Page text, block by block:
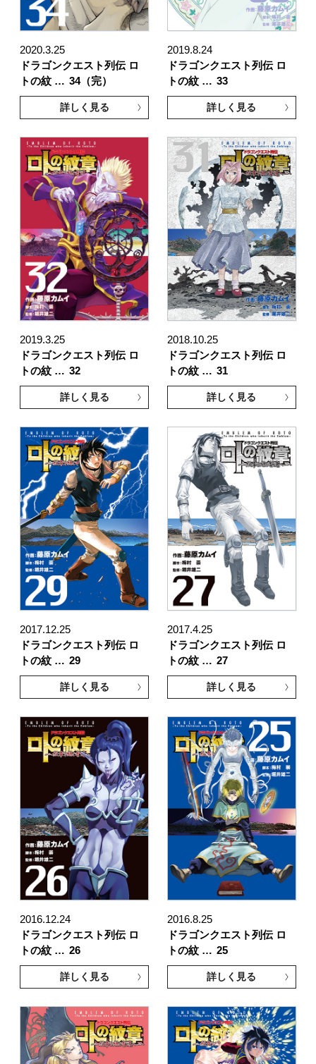
2020.3.25
ドラゴンクエスト列伝 ロ
トの紋 … 34（完）
詳しく見る
2019.8.24
ドラゴンクエスト列伝 ロ
トの紋 … 33
詳しく見る
2019.3.25
ドラゴンクエスト列伝 ロ
トの紋 … 32
詳しく見る
2018.10.25
ドラゴンクエスト列伝 ロ
トの紋 … 31
詳しく見る
2017.12.25
ドラゴンクエスト列伝 ロ
トの紋 … 29
詳しく見る
2017.4.25
ドラゴンクエスト列伝 ロ
トの紋 … 27
詳しく見る
2016.12.24
ドラゴンクエスト列伝 ロ
トの紋 … 26
詳しく見る
2016.8.25
ドラゴンクエスト列伝 ロ
トの紋 … 25
詳しく見る